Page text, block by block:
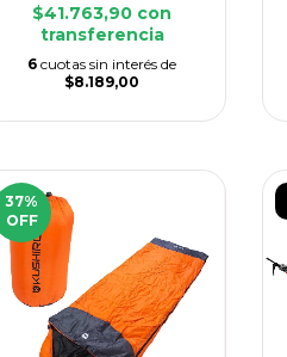
$41.763,90 con
transferencia
6 cuotas sin interés de
$8.189,00
37%
OFF